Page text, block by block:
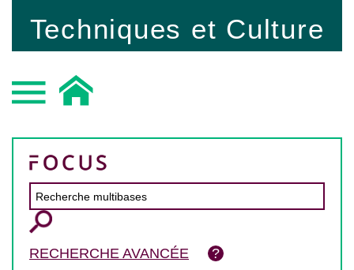
Techniques et Culture
RECHERCHE AVANCÉE